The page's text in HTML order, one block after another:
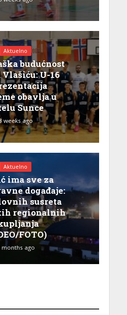
Aktuelno
budućnost
Vlašiću: U-16
obavlja u
Sunce
weeks ago
Aktuelno
ima sve za
događaje:
susreta
regionalnih
FOTO)
months ago